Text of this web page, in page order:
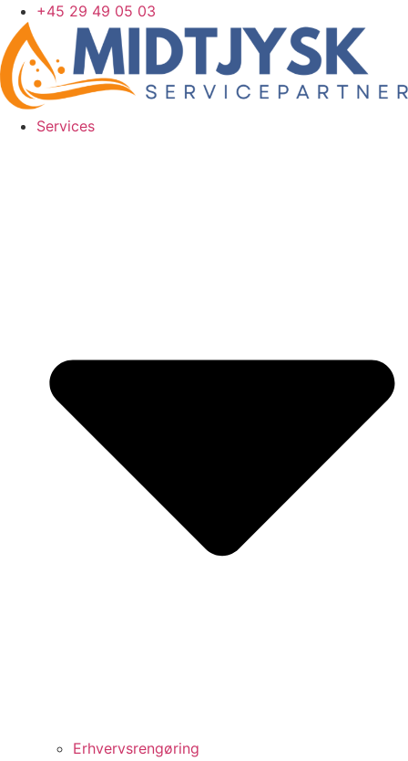
Skip
to
content
+45 29 49 05 03
Services
Erhvervsrengøring